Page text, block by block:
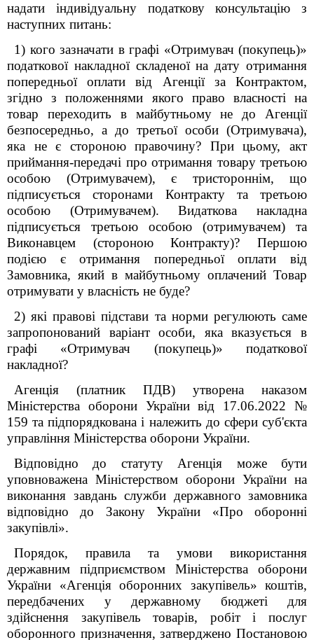
надати індивідуальну податкову консультацію з
наступних питань:
1) кого зазначати в графі «Отримувач (покупець)»
податкової накладної складеної на дату отримання
попередньої оплати від Агенції за Контрактом,
згідно з положеннями якого право власності на
товар переходить в майбутньому не до Агенції
безпосередньо, а до третьої особи (Отримувача),
яка не є стороною правочину? При цьому, акт
приймання-передачі про отримання товару третьою
особою (Отримувачем), є тристороннім, що
підписується сторонами Контракту та третьою
особою (Отримувачем). Видаткова накладна
підписується третьою особою (отримувачем) та
Виконавцем (стороною Контракту)?Першою
подією є отримання попередньої оплати від
Замовника, який в майбутньому оплачений Товар
отримувати у власність не буде?
2) які правові підстави та норми регулюють саме
запропонований варіант особи, яка вказується в
графі «Отримувач (покупець)» податкової
накладної?
Агенція (платник ПДВ) утворена наказом
Міністерства оборони України від 17.06.2022 №
159 та підпорядкована і належить до сфери суб'єкта
управління Міністерства оборони України.
Відповідно до статуту Агенція може бути
уповноважена Міністерством оборони України на
виконання завдань служби державного замовника
відповідно до Закону України «Про оборонні
закупівлі».
Порядок, правила та умови використання
державним підприємством Міністерства оборони
України «Агенція оборонних закупівель» коштів,
передбачених у державному бюджеті для
здійснення закупівель товарів, робіт і послуг
оборонного призначення, затверджено Постановою